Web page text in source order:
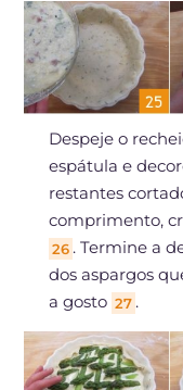
Despeje o
espátula e
restantes
comprimento,
26 . Termine a
dos aspargos
a gosto 27 .